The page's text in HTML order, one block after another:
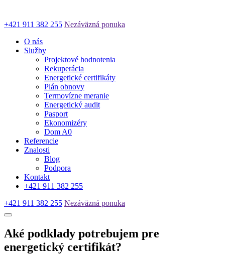
+421 911 382 255 Nezáväzná ponuka
O nás
Služby
Projektové hodnotenia
Rekuperácia
Energetické certifikáty
Plán obnovy
Termovízne meranie
Energetický audit
Pasport
Ekonomizéry
Dom A0
Referencie
Znalosti
Blog
Podpora
Kontakt
+421 911 382 255
+421 911 382 255 Nezáväzná ponuka
Aké podklady potrebujem pre
energetický certifikát?